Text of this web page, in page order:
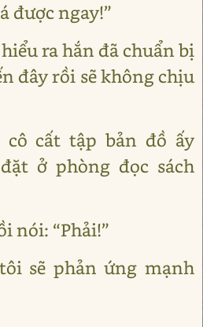
được ngay!”
ra hắn đã chuẩn bị
đây rồi sẽ không chịu
cô cất tập bản đồ ấy
ở phòng đọc sách
nói: “Phải!”
sẽ phản ứng mạnh